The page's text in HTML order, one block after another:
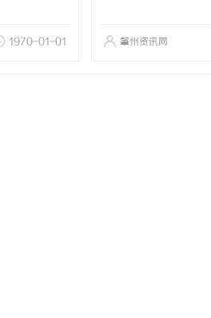
1970-01-01 肇州资讯网